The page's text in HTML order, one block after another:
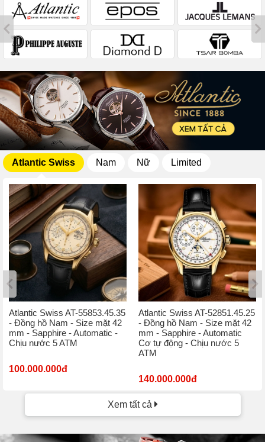
Atlantic Swiss Nam Nữ Limited
Atlantic Swiss AT-55853.45.35
- Đồng hồ Nam - Size mặt 42
mm - Sapphire - Automatic -
Chịu nước 5 ATM
100.000.000đ
Atlantic Swiss AT-52851.45.25
- Đồng hồ Nam - Size mặt 42
mm - Sapphire - Automatic
Cơ tự động - Chịu nước 5
ATM
140.000.000đ
Xem tất cả